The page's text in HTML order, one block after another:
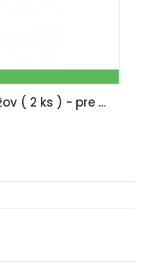
Súprava obojstranných nožov ( 2 ks ) - pre HSC 130